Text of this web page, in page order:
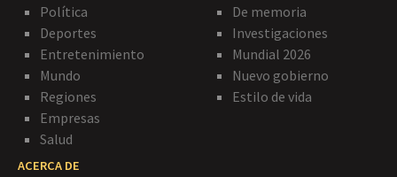
Política
Deportes
Entretenimiento
Mundo
Regiones
Empresas
Salud
De memoria
Investigaciones
Mundial 2026
Nuevo gobierno
Estilo de vida
ACERCA DE